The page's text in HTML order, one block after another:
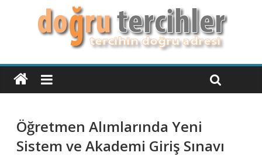
Öğretmen Alımlarında Yeni
Sistem ve Akademi Giriş Sınavı